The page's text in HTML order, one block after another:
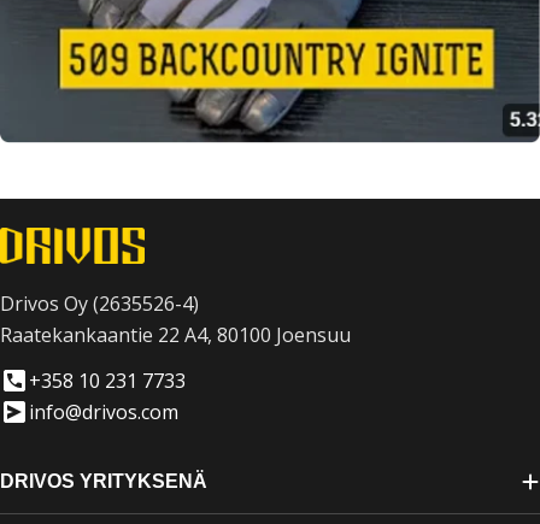
Drivos Oy (2635526-4)
Raatekankaantie 22 A4, 80100 Joensuu
+358 10 231 7733
info@drivos.com
DRIVOS YRITYKSENÄ